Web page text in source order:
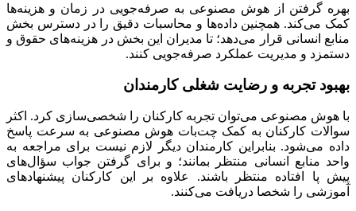
بهره گرفتن از هوش مصنوعی به صرفه‌جویی در زمان و هزینه‌ها
کمک می‌کند. همچنین داده‌ها و محاسبات دقیق را در دسترس بخش
منابع انسانی قرار می‌دهد؛ تا مدیران این بخش در هزینه‌های حقوق و
دستمزد و مدیریت عملکرد صرفه‌جویی کنند.
بهبود تجربه و رضایت شغلی کارمندان
با هوش مصنوعی می‌توان تجربه‌ کارکنان را شخصی‌سازی کرد. اکثر
سوالات کارکنان به کمک چت‌بات هوش مصنوعی به سرعت پاسخ
داده می‌شود. بنابراین کارمندان دیگر لازم نیست برای مراجعه به
واحد منابع انسانی منتظر بمانند؛ و برای گرفتن جواب سؤال‌های
پیش پا افتاده منتظر باشند. علاوه بر این کارکنان پیشنهادهای
آموزشی را شخصا دریافت می‌کنند.